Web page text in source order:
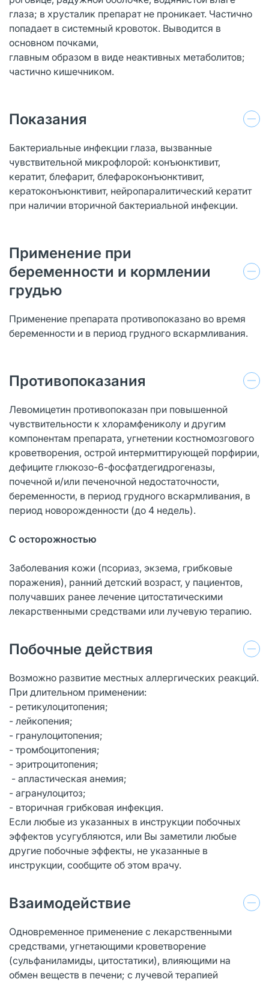
глаза; в хрусталик препарат не проникает. Частично
попадает в системный кровоток. Выводится в
основном почками,
главным образом в виде неактивных метаболитов;
частично кишечником.
Показания
Бактериальные инфекции глаза, вызванные
чувствительной микрофлорой: конъюнктивит,
кератит, блефарит, блефароконъюнктивит,
кератоконъюнктивит, нейропаралитический кератит
при наличии вторичной бактериальной инфекции.
Применение при
беременности и кормлении
грудью
Применение препарата противопоказано во время
беременности и в период грудного вскармливания.
Противопоказания
Левомицетин противопоказан при повышенной
чувствительности к хлорамфениколу и другим
компонентам препарата, угнетении костномозгового
кроветворения, острой интермиттирующей порфирии,
дефиците глюкозо-6-фосфатдегидрогеназы,
почечной и/или печеночной недостаточности,
беременности, в период грудного вскармливания, в
период новорожденности (до 4 недель).
С осторожностью
Заболевания кожи (псориаз, экзема, грибковые
поражения), ранний детский возраст, у пациентов,
получавших ранее лечение цитостатическими
лекарственными средствами или лучевую терапию.
Побочные действия
Возможно развитие местных аллергических реакций.
При длительном применении:
- ретикулоцитопения;
- лейкопения;
- гранулоцитопения;
- тромбоцитопения;
- эритроцитопения;
- апластическая анемия;
- агранулоцитоз;
- вторичная грибковая инфекция.
Если любые из указанных в инструкции побочных
эффектов усугубляются, или Вы заметили любые
другие побочные эффекты, не указанные в
инструкции, сообщите об этом врачу.
Взаимодействие
Одновременное применение с лекарственными
средствами, угнетающими кроветворение
(сульфаниламиды, цитостатики), влияющими на
обмен веществ в печени; с лучевой терапией